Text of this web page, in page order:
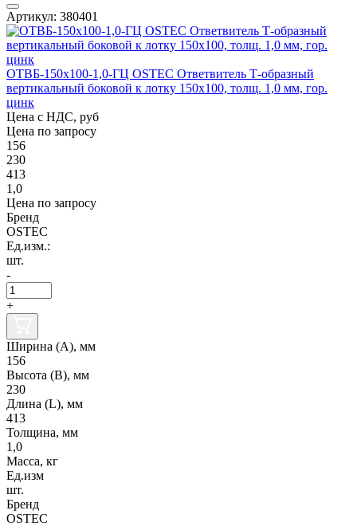
Артикул: 380401
ОТВБ-150х100-1,0-ГЦ OSTEC Ответвитель Т-образный
вертикальный боковой к лотку 150х100, толщ. 1,0 мм, гор.
цинк
Цена с НДС, руб
Цена по запросу
156
230
413
1,0
Цена по запросу
Бренд
OSTEC
Ед.изм.:
шт.
-
+
Ширина (А), мм
156
Высота (В), мм
230
Длина (L), мм
413
Толщина, мм
1,0
Масса, кг
Ед.изм
шт.
Бренд
OSTEC